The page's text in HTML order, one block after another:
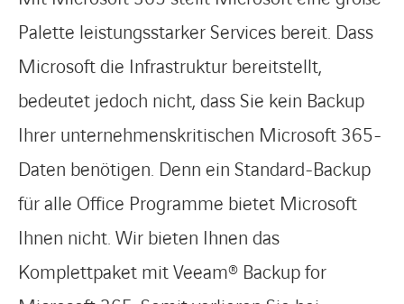
Palette leistungsstarker Services bereit. Dass
Microsoft die Infrastruktur bereitstellt,
bedeutet jedoch nicht, dass Sie kein Backup
Ihrer unternehmenskritischen Microsoft 365-
Daten benötigen. Denn ein Standard-Backup
für alle Office Programme bietet Microsoft
Ihnen nicht. Wir bieten Ihnen das
Komplettpaket mit Veeam® Backup for